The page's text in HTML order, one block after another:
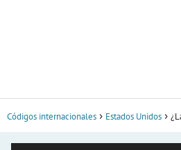
Códigos internacionales Estados Unidos